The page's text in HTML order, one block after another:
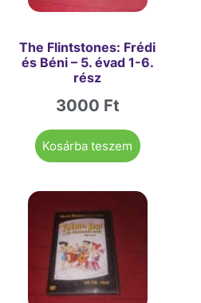
The Flintstones: Frédi
és Béni – 5. évad 1-6.
rész
3000 Ft
Kosárba teszem